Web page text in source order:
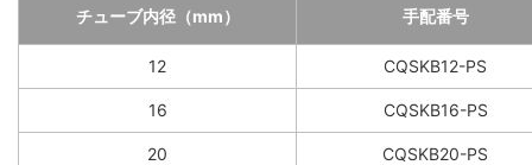
チューブ内径（mm） 手配番号
12 CQSKB12-PS
16 CQSKB16-PS
20 CQSKB20-PS